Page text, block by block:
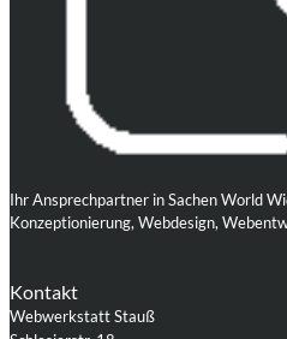
Ihr Ansprechpartner in Sachen World
Konzeptionierung, Webdesign,
Kontakt
Webwerkstatt Stauß